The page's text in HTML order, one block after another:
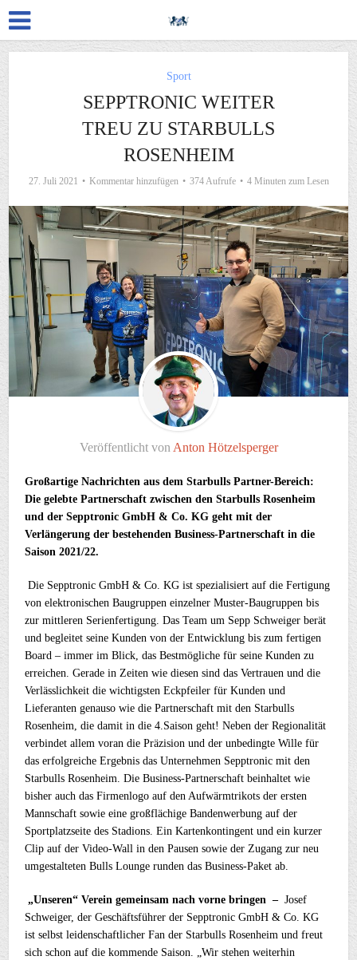
Sport
SEPPTRONIC WEITER
TREU ZU STARBULLS
ROSENHEIM
27. Juli 2021 Kommentar hinzufügen 374 Aufrufe 4 Minuten zum Lesen
Veröffentlicht von Anton Hötzelsperger
Großartige Nachrichten aus dem Starbulls Partner-Bereich:
Die gelebte Partnerschaft zwischen den Starbulls Rosenheim
und der Sepptronic GmbH & Co. KG geht mit der
Verlängerung der bestehenden Business-Partnerschaft in die
Saison 2021/22.
Die Sepptronic GmbH & Co. KG ist spezialisiert auf die Fertigung
von elektronischen Baugruppen einzelner Muster-Baugruppen bis
zur mittleren Serienfertigung. Das Team um Sepp Schweiger berät
und begleitet seine Kunden von der Entwicklung bis zum fertigen
Board – immer im Blick, das Bestmögliche für seine Kunden zu
erreichen. Gerade in Zeiten wie diesen sind das Vertrauen und die
Verlässlichkeit die wichtigsten Eckpfeiler für Kunden und
Lieferanten genauso wie die Partnerschaft mit den Starbulls
Rosenheim, die damit in die 4.Saison geht! Neben der Regionalität
verbindet allem voran die Präzision und der unbedingte Wille für
das erfolgreiche Ergebnis das Unternehmen Sepptronic mit den
Starbulls Rosenheim. Die Business-Partnerschaft beinhaltet wie
bisher auch das Firmenlogo auf den Aufwärmtrikots der ersten
Mannschaft sowie eine großflächige Bandenwerbung auf der
Sportplatzseite des Stadions. Ein Kartenkontingent und ein kurzer
Clip auf der Video-Wall in den Pausen sowie der Zugang zur neu
umgestalteten Bulls Lounge runden das Business-Paket ab.
„Unseren“ Verein gemeinsam nach vorne bringen – Josef
Schweiger, der Geschäftsführer der Sepptronic GmbH & Co. KG
ist selbst leidenschaftlicher Fan der Starbulls Rosenheim und freut
sich schon auf die kommende Saison. „Wir stehen weiterhin